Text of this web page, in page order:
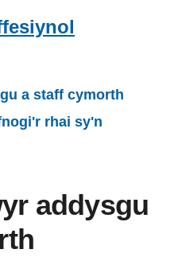
a staff cymorth
rhai sy'n
addysgu